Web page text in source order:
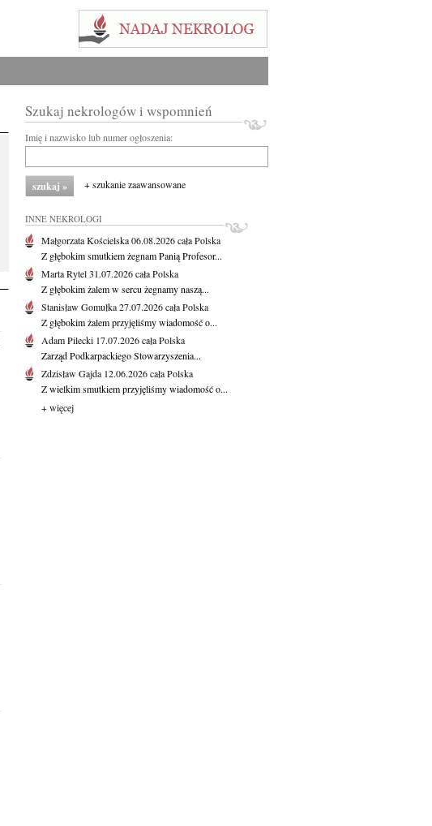
Szukaj nekrologów i wspomnień
Imię i nazwisko lub numer ogłoszenia:
+ szukanie zaawansowane
INNE NEKROLOGI
Małgorzata Kościelska06.08.2026cała Polska
Z głębokim smutkiem żegnam Panią Profesor...
Marta Rytel31.07.2026cała Polska
Z głębokim żalem w sercu żegnamy naszą...
Stanisław Gomułka27.07.2026cała Polska
Z głębokim żalem przyjęliśmy wiadomość o...
Adam Pilecki 17.07.2026cała Polska
Zarząd Podkarpackiego Stowarzyszenia...
Zdzisław Gajda 12.06.2026cała Polska
Z wielkim smutkiem przyjęliśmy wiadomość o...
+ więcej